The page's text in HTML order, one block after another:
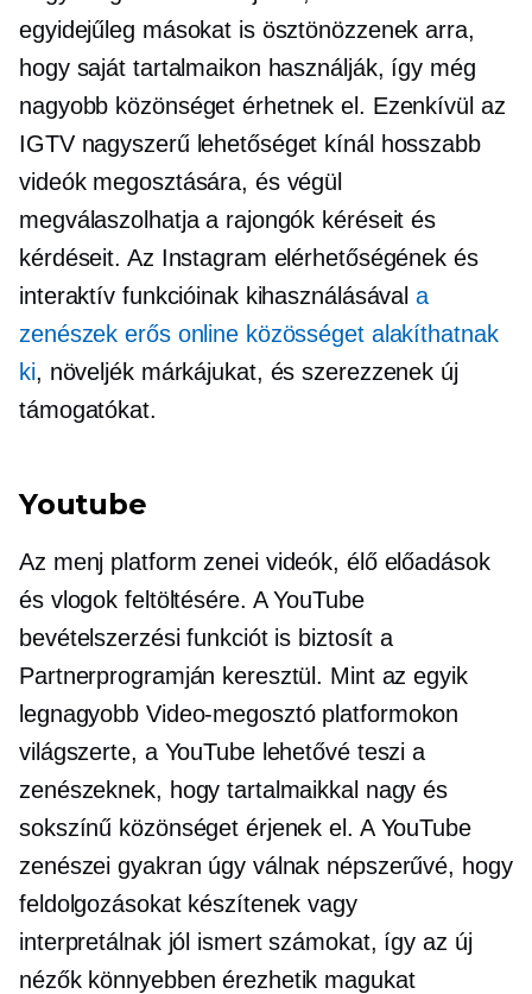
egyidejűleg másokat is ösztönözzenek arra,
hogy saját tartalmaikon használják, így még
nagyobb közönséget érhetnek el. Ezenkívül az
IGTV nagyszerű lehetőséget kínál hosszabb
videók megosztására, és végül
megválaszolhatja a rajongók kéréseit és
kérdéseit. Az Instagram elérhetőségének és
interaktív funkcióinak kihasználásávala
zenészek erős online közösséget alakíthatnak
ki, növeljék márkájukat, és szerezzenek új
támogatókat.
Youtube
Az menj platform zenei videók, élő előadások
és vlogok feltöltésére. A YouTube
bevételszerzési funkciót is biztosít a
Partnerprogramján keresztül. Mint az egyik
legnagyobb Video-megosztóplatformokon
világszerte, a YouTube lehetővé teszi a
zenészeknek, hogy tartalmaikkal nagy és
sokszínű közönséget érjenek el. A YouTube
zenészei gyakran úgy válnak népszerűvé, hogy
feldolgozásokat készítenek vagy
interpretálnak jól ismertszámokat, így az új
nézők könnyebben érezhetik magukat